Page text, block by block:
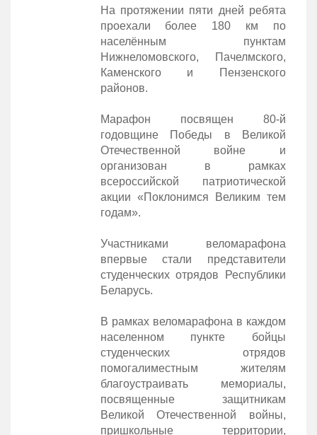
На протяжении пяти дней ребята
проехали более 180 км по
населённым пунктам
Нижнеломовского, Пачелмского,
Каменского и Пензенского
районов.
Марафон посвящен 80-й
годовщине Победы в Великой
Отечественной войне и
организован в рамках
всероссийской патриотической
акции «Поклонимся Великим тем
годам».
Участниками веломарафона
впервые стали представители
студенческих отрядов Республики
Беларусь.
В рамках веломарафона в каждом
населенном пункте бойцы
студенческих отрядов
помогалиместным жителям
благоустраивать мемориалы,
посвященные защитникам
Великой Отечественной войны,
пришкольные территории,